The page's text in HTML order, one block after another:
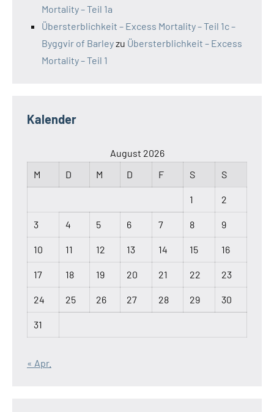
Mortality – Teil 1a
Übersterblichkeit – Excess Mortality – Teil 1c –
Byggvir of Barleyzu Übersterblichkeit – Excess
Mortality – Teil 1
Kalender
August 2026
M
D M D F S S
1 2
3 4 5 6 7 8 9
10 11 12 13 14 15 16
17 18 19 20 21 22 23
24 25 26 27 28 29 30
31
« Apr.